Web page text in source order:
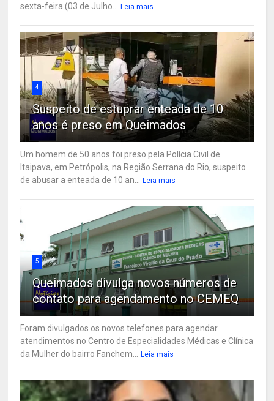
sexta-feira (03 de Julho...
Leia mais
4
Suspeito de estuprar enteada de 10
anos é preso em Queimados
Um homem de 50 anos foi preso pela Polícia Civil de
Itaipava, em Petrópolis, na Região Serrana do Rio, suspeito
de abusar a enteada de 10 an...
Leia mais
5
Queimados divulga novos números de
contato para agendamento no CEMEQ
Foram divulgados os novos telefones para agendar
atendimentos no Centro de Especialidades Médicas e Clínica
da Mulher do bairro Fanchem...
Leia mais